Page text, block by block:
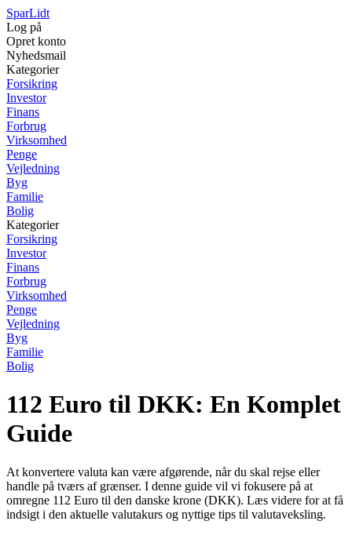
SparLidt
Log på
Opret konto
Nyhedsmail
Kategorier
Forsikring
Investor
Finans
Forbrug
Virksomhed
Penge
Vejledning
Byg
Familie
Bolig
Kategorier
Forsikring
Investor
Finans
Forbrug
Virksomhed
Penge
Vejledning
Byg
Familie
Bolig
112 Euro til DKK: En Komplet
Guide
At konvertere valuta kan være afgørende, når du skal rejse eller
handle på tværs af grænser. I denne guide vil vi fokusere på at
omregne 112 Euro til den danske krone (DKK). Læs videre for at få
indsigt i den aktuelle valutakurs og nyttige tips til valutaveksling.